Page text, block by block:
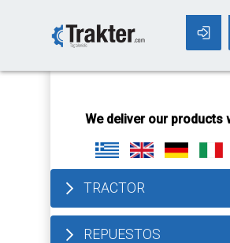
We deliver our products
TRACTOR
REPUESTOS